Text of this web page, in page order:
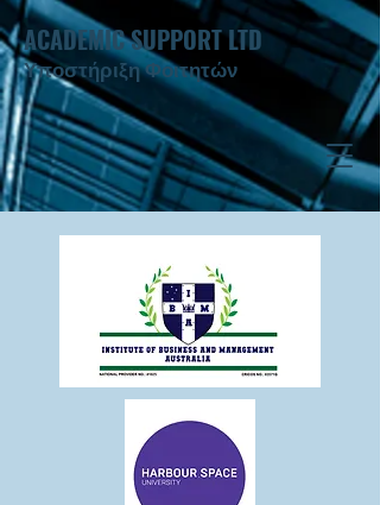
ACADEMIC SUPPORT LTD
Υποστήριξη Φοιτητών ​